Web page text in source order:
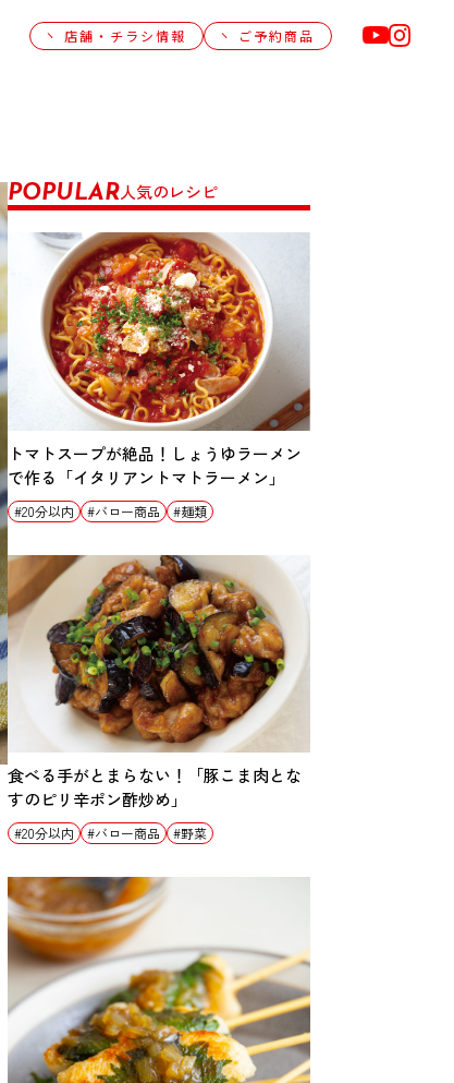
店舗・チラシ情報 ご予約商品
POPULAR人気のレシピ
トマトスープが絶品！しょうゆラーメン
で作る「イタリアントマトラーメン」
20分以内 バロー商品 麺類
食べる手がとまらない！「豚こま肉とな
すのピリ辛ポン酢炒め」
20分以内 バロー商品 野菜